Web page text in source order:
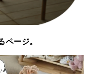
ページ。